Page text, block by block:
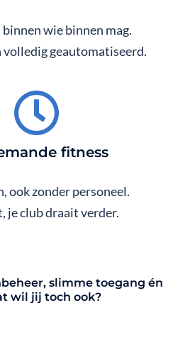
binnen wie binnen mag.
volledig geautomatiseerd.
fitness
ook zonder personeel.
je club draait verder.
slimme toegang én
wil jij toch ook?